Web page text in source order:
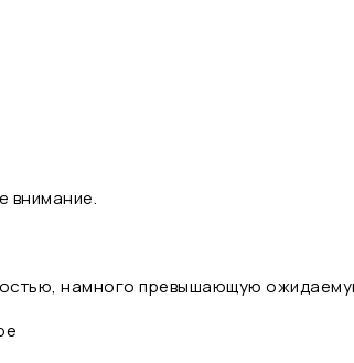
внимание.
намного превышающую